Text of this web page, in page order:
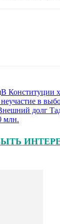
В Конституции
неучастие в
долг
млн.